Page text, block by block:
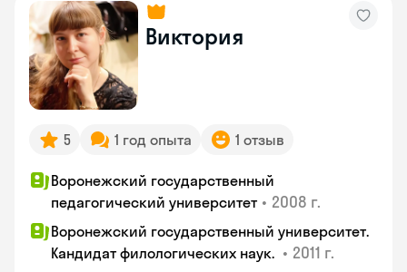
Виктория
5 1 год опыта 1 отзыв
Воронежский государственный
педагогический университет • 2008 г.
Воронежский государственный университет.
Кандидат филологических наук. • 2011 г.